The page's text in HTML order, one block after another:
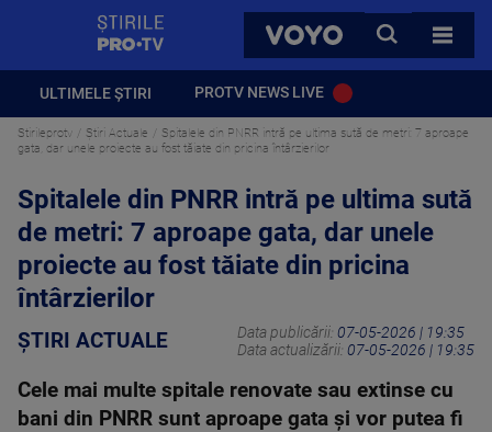
VOYO
CAUTA
TOATE
ULTIMELE ȘTIRI PROTV NEWS LIVE
Stirileprotv Știri Actuale
Spitalele din PNRR intră pe ultima sută de metri: 7 aproape
gata, dar unele proiecte au fost tăiate din pricina întârzierilor
Spitalele din PNRR intră pe ultima sută
de metri: 7 aproape gata, dar unele
proiecte au fost tăiate din pricina
întârzierilor
ȘTIRI ACTUALE Data publicării: 07-05-2026 | 19:35
Data actualizării: 07-05-2026 | 19:35
Cele mai multe spitale renovate sau extinse cu
bani din PNRR sunt aproape gata și vor putea fi